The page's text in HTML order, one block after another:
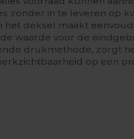
zonder in te leveren op
deksel maakt
waarde voor de
drukmethode, zorgt
op een